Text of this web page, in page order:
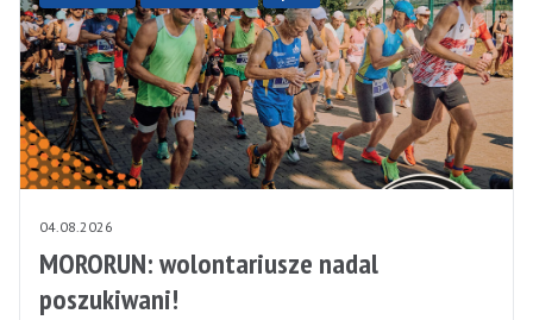
04.08.2026
MORORUN: wolontariusze nadal
poszukiwani!